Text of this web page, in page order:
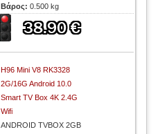
Βάρος:0.500 kg
H96 Mini V8 RK3328
2G/16G Android 10.0
Smart TV Box 4K 2.4G
Wifi
ANDROID TVBOX 2GB